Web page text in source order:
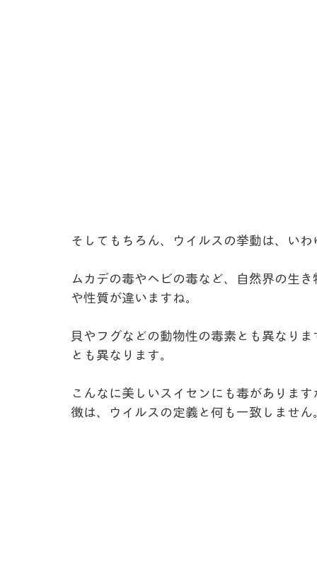
そしてもちろん、ウイルスの挙動は、い
ムカデの毒やヘビの毒など、自然界の生
や性質が違いますね。
貝やフグなどの動物性の毒素とも異なり
とも異なります。
こんなに美しいスイセンにも毒がありま
徴は、ウイルスの定義と何も一致しません